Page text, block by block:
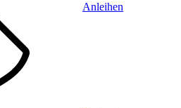
Anleihen